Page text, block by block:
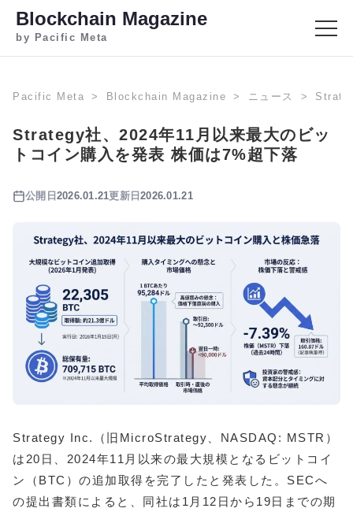
Blockchain Magazine
by Pacific Meta
Pacific Meta Blockchain Magazine ニュース
Strategy社、2024年11月以来最大のビッ
トコイン購入を発表 株価は7%超下落
公開日 2026.01.21更新日2026.01.21
Strategy Inc.（旧MicroStrategy、NASDAQ: MSTR）
は20日、2024年11月以来の最大規模となるビットコイ
ン（BTC）の追加取得を完了したと発表した。SECへ
の提出書類によると、同社は1月12日から19日までの期